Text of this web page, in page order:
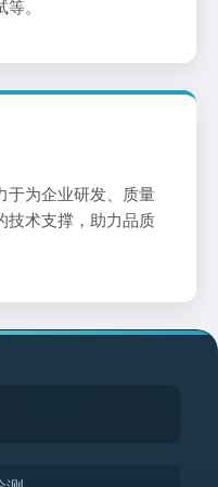
。
于为企业研发、质量
技术支撑，助力品质